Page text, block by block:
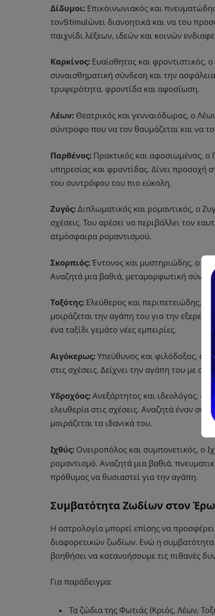
Δίδυμοι: Επικοινωνιακός και
τονStimulώνει διανοητικά και να του
παιχνίδι λέξεων, ιδεών και κοινών
Καρκίνος: Ευαίσθητος και φροντιστικός,
συναισθηματική σύνδεση και την
τρυφερότητα, φροντίδα και αφοσίωση.
Λέων: Θεατρικός και γενναιόδωρος, ο
σύντροφο που να τον θαυμάζεται και να
Παρθένος: Πρακτικός και αφοσιωμένος, ο
υπηρεσίας και φροντίδας. Δίνει προσοχή
του συντρόφου του πιο εύκολη.
Ζυγός: Διπλωματικός και ρομαντικός, ο
σχέσεις. Του αρέσει να περιβάλλει τον
ατμόσφαιρα ρομαντισμού.
Σκορπιός: Έντονος και μυστηριώδης, ο
Αναζητά μια βαθιά, μεταμορφωτική
Τοξότης: Ελεύθερος και περιπετειώδης,
μοιράζεται την αγάπη του για την
ένα ταξίδι γεμάτο νέες εμπειρίες.
Αιγόκερως: Υπεύθυνος και φιλόδοξος, ο
στις σχέσεις. Δείχνει την αγάπη του με
Υδροχόος: Ανεξάρτητος και ιδεολόγος, ο
ελευθερία στις σχέσεις. Αναζητά έναν
μοιράζεται τα ιδανικά του.
Ιχθύς: Ονειροπόλος και συμπονετικός, ο
ρομαντισμό. Αναζητά μια βαθιά,
πρόθυμος να θυσιαστεί για την αγάπη.
Συμβατότητα Ζωδίων στον
Η αστρολογία μπορεί επίσης να
διαφορετικών ζωδίων. Ενώ η συμβατότητα
βοηθήσει να κατανοήσουμε τις πιθανές
Για παράδειγμα:
Τα ζώδια της Φωτιάς (Κριός, Λέων,